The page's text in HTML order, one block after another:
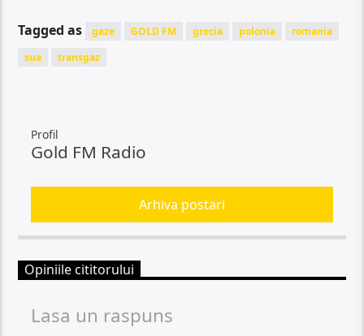
Tagged as gaze GOLD FM grecia polonia
romania
sua
transgaz
Profil
Gold FM Radio
Arhiva postari
Opiniile cititorului
Lasa un raspuns